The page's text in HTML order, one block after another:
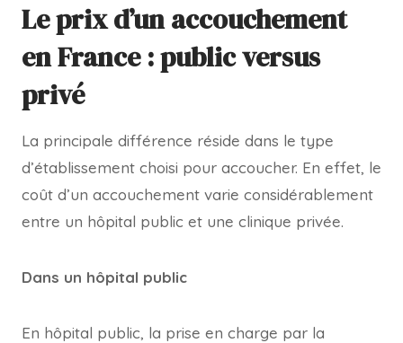
Le prix d’un accouchement
en France : public versus
privé
La principale différence réside dans le type
d’établissement choisi pour accoucher. En effet, le
coût d’un accouchement varie considérablement
entre un hôpital public et une clinique privée.
Dans un hôpital public
En hôpital public, la prise en charge par la